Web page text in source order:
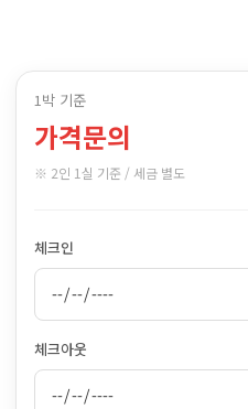
1박 기준
가격문의
※ 2인 1실 기준 / 세금 별도
체크인
체크아웃